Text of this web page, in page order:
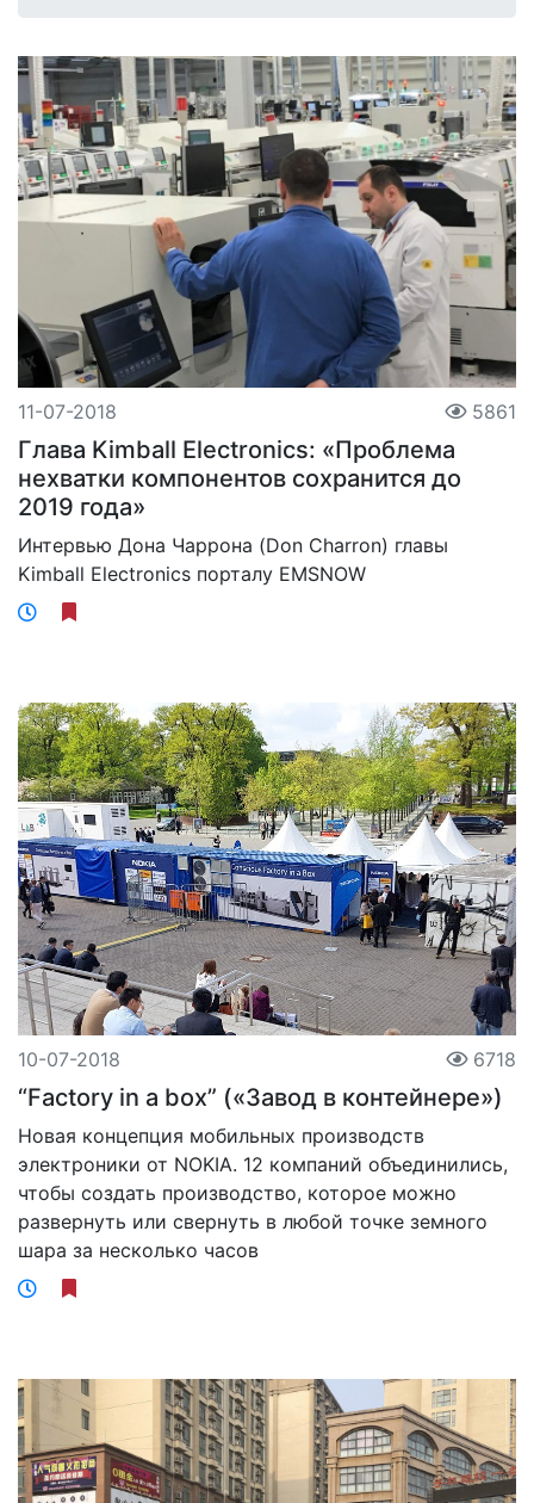
11-07-2018 5861
Глава Kimball Electronics: «Проблема
нехватки компонентов сохранится до
2019 года»
Интервью Дона Чаррона (Don Charron) главы
Kimball Electronics порталу EMSNOW
10-07-2018 6718
“Factory in a box” («Завод в контейнере»)
Новая концепция мобильных производств
электроники от NOKIA. 12 компаний объединились,
чтобы создать производство, которое можно
развернуть или свернуть в любой точке земного
шара за несколько часов